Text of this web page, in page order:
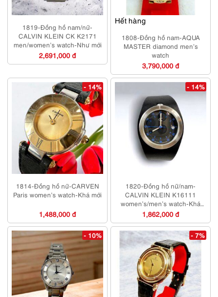
1819-Đồng hồ nam/nữ-
CALVIN KLEIN CK K2171
men/women’s watch-Như mới
2,691,000 đ
Hết hàng
1808-Đồng hồ nam-AQUA
MASTER diamond men’s
watch
3,790,000 đ
- 14%
1814-Đồng hồ nữ-CARVEN
Paris women’s watch-Khá mới
1,488,000 đ
- 14%
1820-Đồng hồ nữ/nam-
CALVIN KLEIN K16111
women’s/men’s watch-Khá
mới/Chưa sử dụng
1,862,000 đ
- 10% - 7%